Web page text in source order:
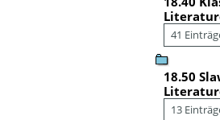
41
18.50
13